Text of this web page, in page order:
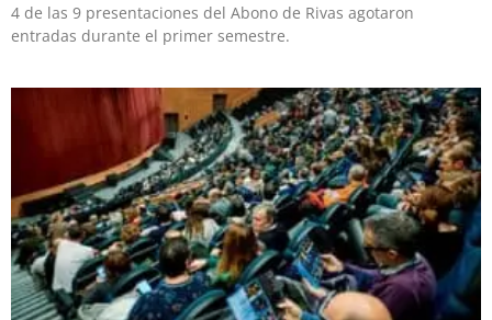
4 de las 9 presentaciones del Abono de Rivas agotaron
entradas durante el primer semestre.